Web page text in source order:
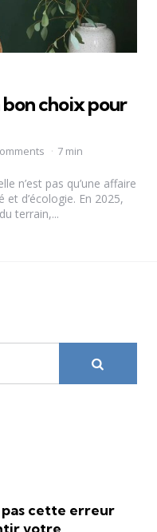
choix pour
7 min
n’est pas qu’une affaire
et d’écologie. En 2025,
terrain,...
cette erreur
votre